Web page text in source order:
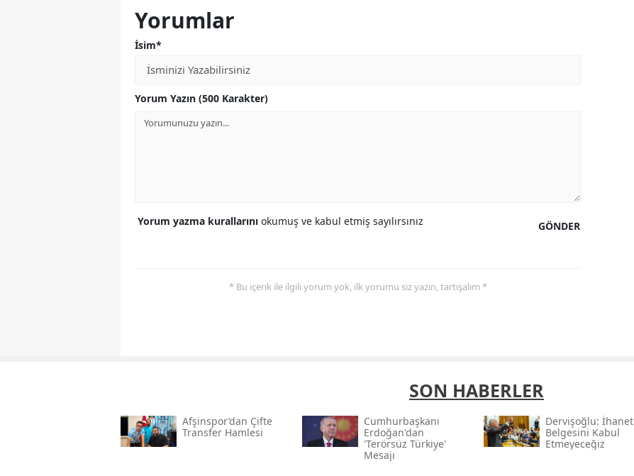
Yorumlar
İsim*
Yorum Yazın (500 Karakter)
GÖNDER
Yorum yazma kurallarını okumuş ve kabul etmiş sayılırsınız
* Bu içerik ile ilgili yorum yok, ilk yorumu siz yazın, tartışalım *
SON HABERLER
Afşinspor’dan Çifte
Transfer Hamlesi
Cumhurbaşkanı
Erdoğan'dan
'terörsüz Türkiye'
Mesajı
Dervişoğlu: İhanet
Belgesini Kabul
Etmeyeceğiz